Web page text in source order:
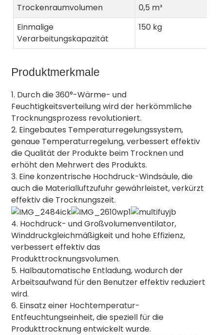
Trockenraumvolumen
0,5 m³
Einmalige
Verarbeitungskapazität
150 kg
Produktmerkmale
1. Durch die 360°-Wärme- und
Feuchtigkeitsverteilung wird der herkömmliche
Trocknungsprozess revolutioniert.
2. Eingebautes Temperaturregelungssystem,
genaue Temperaturregelung, verbessert effektiv
die Qualität der Produkte beim Trocknen und
erhöht den Mehrwert des Produkts.
3. Eine konzentrische Hochdruck-Windsäule, die
auch die Materialluftzufuhr gewährleistet, verkürzt
effektiv die Trocknungszeit.
4. Hochdruck- und Großvolumenventilator,
Winddruckgleichmäßigkeit und hohe Effizienz,
verbessert effektiv das
Produkttrocknungsvolumen.
5. Halbautomatische Entladung, wodurch der
Arbeitsaufwand für den Benutzer effektiv reduziert
wird.
6. Einsatz einer Hochtemperatur-
Entfeuchtungseinheit, die speziell für die
Produkttrocknung entwickelt wurde.